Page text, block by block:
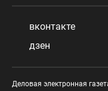
вконтакте
дзен
Деловая электронная